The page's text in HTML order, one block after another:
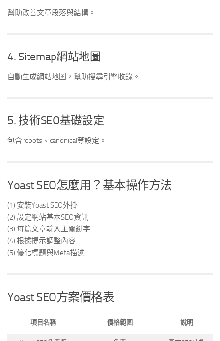
幫助改善文章段落與結構。
4. Sitemap網站地圖
自動生成網站地圖，幫助搜尋引擎收錄。
5. 技術SEO基礎設定
包含robots、canonical等設定。
Yoast SEO怎麼用？基本操作方法
(1) 安裝Yoast SEO外掛
(2) 設定網站基本SEO資訊
(3) 每篇文章輸入主關鍵字
(4) 根據提示調整內容
(5) 優化標題與Meta描述
Yoast SEO方案價格表
項目名稱 價格範圍 說明